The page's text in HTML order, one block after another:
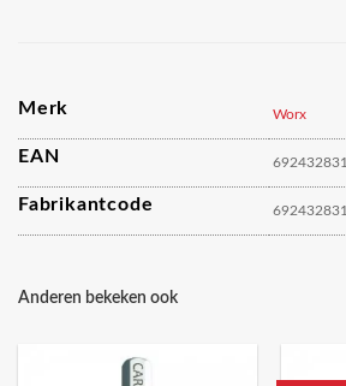
Merk Worx
EAN
Fabrikantcode
Anderen bekeken ook